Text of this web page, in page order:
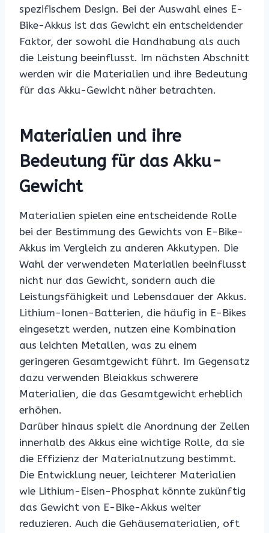
spezifischem Design. Bei der Auswahl eines E-
Bike-Akkus ist das Gewicht ein entscheidender
Faktor, der sowohl die Handhabung als auch
die Leistung beeinflusst. Im nächsten Abschnitt
werden wir die Materialien und ihre Bedeutung
für das Akku-Gewicht näher betrachten.
Materialien und ihre
Bedeutung für das Akku-
Gewicht
Materialien spielen eine entscheidende Rolle
bei der Bestimmung des Gewichts von E-Bike-
Akkus im Vergleich zu anderen Akkutypen. Die
Wahl der verwendeten Materialien beeinflusst
nicht nur das Gewicht, sondern auch die
Leistungsfähigkeit und Lebensdauer der Akkus.
Lithium-Ionen-Batterien, die häufig in E-Bikes
eingesetzt werden, nutzen eine Kombination
aus leichten Metallen, was zu einem
geringeren Gesamtgewicht führt. Im Gegensatz
dazu verwenden Bleiakkus schwerere
Materialien, die das Gesamtgewicht erheblich
erhöhen.
Darüber hinaus spielt die Anordnung der Zellen
innerhalb des Akkus eine wichtige Rolle, da sie
die Effizienz der Materialnutzung bestimmt.
Die Entwicklung neuer, leichterer Materialien
wie Lithium-Eisen-Phosphat könnte zukünftig
das Gewicht von E-Bike-Akkus weiter
reduzieren. Auch die Gehäusematerialien, oft